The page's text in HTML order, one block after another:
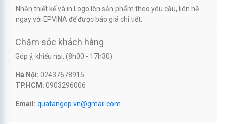
Nhận thiết kế và in Logo lên sản phẩm theo yêu cầu, liên hệ
ngay với EPVINA để được báo giá chi tiết.
Chăm sóc khách hàng
Góp ý, khiếu nại: (8h00 - 17h30)
Hà Nội: 02437678915
TP.HCM: 0903296006
Email: quatangep.vn@gmail.com